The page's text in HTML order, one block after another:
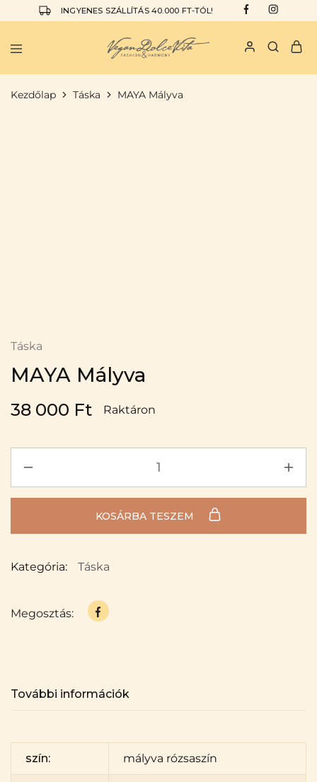
INGYENES SZÁLLÍTÁS 40.000 FT-TÓL!
Dolce
am
Vegan
Kezdőlap Táska MAYA Mályva
Táska
MAYA Mályva
38 000 Ft Raktáron
KOSÁRBA TESZEM
Kategória: Táska
Megosztás:
További információk
szín: mályva rózsaszín